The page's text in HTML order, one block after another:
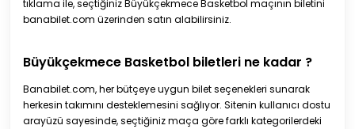
tıklama ile, seçtiğiniz Büyükçekmece Basketbol maçının biletini
banabilet.com üzerinden satın alabilirsiniz.
Büyükçekmece Basketbol biletleri ne kadar ?
Banabilet.com, her bütçeye uygun bilet seçenekleri sunarak
herkesin takımını desteklemesini sağlıyor. Sitenin kullanıcı dostu
arayüzü sayesinde, seçtiğiniz maça göre farklı kategorilerdeki